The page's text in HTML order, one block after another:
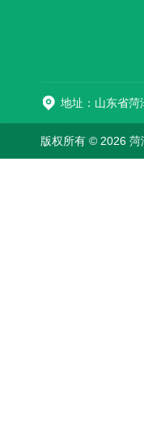
地址：山东省菏
版权所有 © 2026 菏